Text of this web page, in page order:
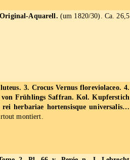
Aquarell. (um 1820/30). Ca. 26,5
3. Crocus Vernus floreviolaceo. 4.
von Frühlings Saffran. Kol. Kupferstich
herbariae hortensisque universalis…
montiert.